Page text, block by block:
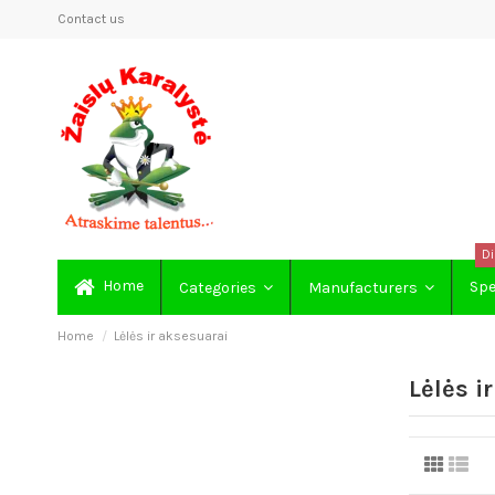
Contact us
Home Categories Manufacturers
Home Lėlės ir aksesuarai
Lėlės